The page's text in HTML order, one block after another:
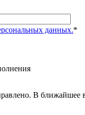
данных.*
В ближайшее